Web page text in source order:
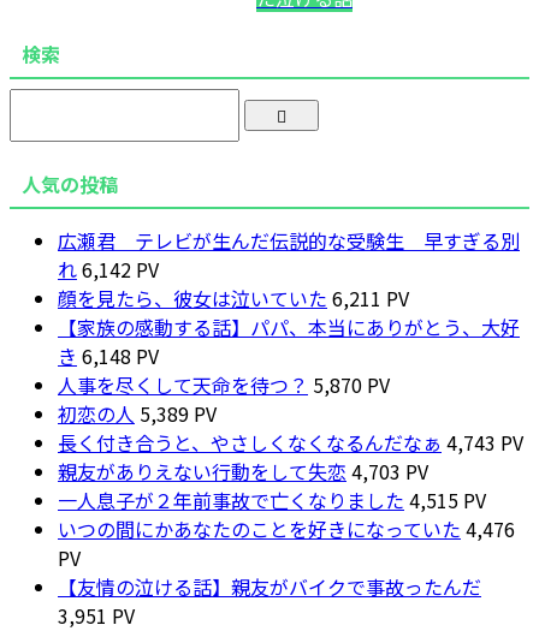
検索
人気の投稿
広瀬君 テレビが生んだ伝説的な受験生 早すぎる別
れ6,142 PV
顔を見たら、彼女は泣いていた 6,211 PV
【家族の感動する話】パパ、本当にありがとう、大好
き 6,148 PV
人事を尽くして天命を待つ？ 5,870 PV
初恋の人 5,389 PV
長く付き合うと、やさしくなくなるんだなぁ 4,743 PV
親友がありえない行動をして失恋 4,703 PV
一人息子が２年前事故で亡くなりました 4,515 PV
いつの間にかあなたのことを好きになっていた 4,476
PV
【友情の泣ける話】親友がバイクで事故ったんだ
3,951 PV